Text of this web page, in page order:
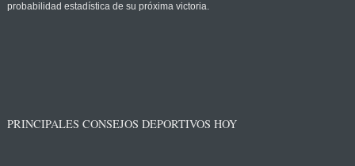
probabilidad estadística de su próxima victoria.
PRINCIPALES CONSEJOS DEPORTIVOS HOY